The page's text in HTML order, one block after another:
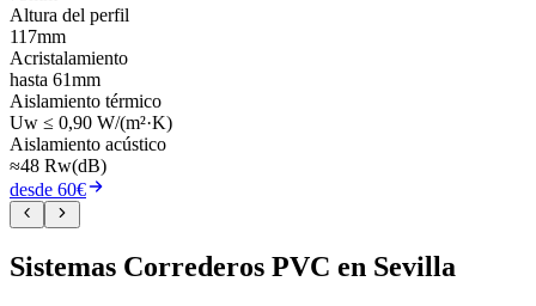
Altura del perfil
117mm
Acristalamiento
hasta 61mm
Aislamiento térmico
Uw ≤ 0,90 W/(m²·K)
Aislamiento acústico
≈48 Rw(dB)
desde 60€
Sistemas Correderos PVC en Sevilla